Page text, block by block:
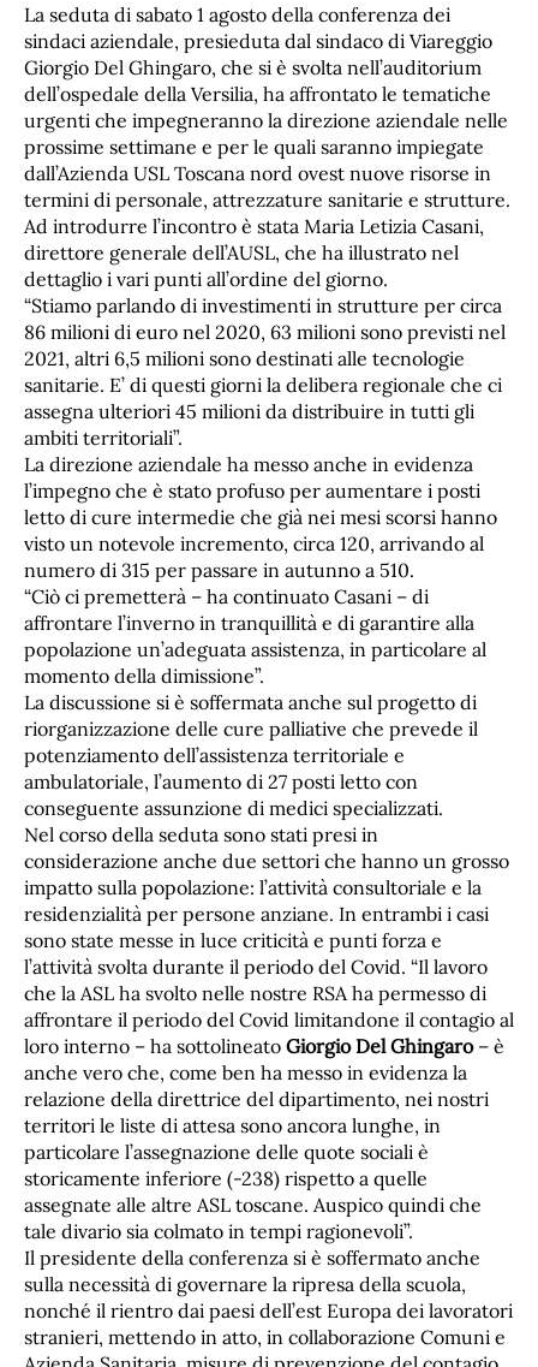
La seduta di sabato 1 agosto della conferenza dei
sindaci aziendale, presieduta dal sindaco di Viareggio
Giorgio Del Ghingaro, che si è svolta nell’auditorium
dell’ospedale della Versilia, ha affrontato le tematiche
urgenti che impegneranno la direzione aziendale nelle
prossime settimane e per le quali saranno impiegate
dall’Azienda USL Toscana nord ovest nuove risorse in
termini di personale, attrezzature sanitarie e strutture.
Ad introdurre l’incontro è stata Maria Letizia Casani,
direttore generale dell’AUSL, che ha illustrato nel
dettaglio i vari punti all’ordine del giorno.
“Stiamo parlando di investimenti in strutture per circa
86 milioni di euro nel 2020, 63 milioni sono previsti nel
2021, altri 6,5 milioni sono destinati alle tecnologie
sanitarie. E’ di questi giorni la delibera regionale che ci
assegna ulteriori 45 milioni da distribuire in tutti gli
ambiti territoriali”.
La direzione aziendale ha messo anche in evidenza
l’impegno che è stato profuso per aumentare i posti
letto di cure intermedie che già nei mesi scorsi hanno
visto un notevole incremento, circa 120, arrivando al
numero di 315 per passare in autunno a 510.
“Ciò ci premetterà – ha continuato Casani – di
affrontare l’inverno in tranquillità e di garantire alla
popolazione un’adeguata assistenza, in particolare al
momento della dimissione”.
La discussione si è soffermata anche sul progetto di
riorganizzazione delle cure palliative che prevede il
potenziamento dell’assistenza territoriale e
ambulatoriale, l’aumento di 27 posti letto con
conseguente assunzione di medici specializzati.
Nel corso della seduta sono stati presi in
considerazione anche due settori che hanno un grosso
impatto sulla popolazione: l’attività consultoriale e la
residenzialità per persone anziane. In entrambi i casi
sono state messe in luce criticità e punti forza e
l’attività svolta durante il periodo del Covid. “Il lavoro
che la ASL ha svolto nelle nostre RSA ha permesso di
affrontare il periodo del Covid limitandone il contagio al
loro interno – ha sottolineato Giorgio Del Ghingaro– è
anche vero che, come ben ha messo in evidenza la
relazione della direttrice del dipartimento, nei nostri
territori le liste di attesa sono ancora lunghe, in
particolare l’assegnazione delle quote sociali è
storicamente inferiore (-238) rispetto a quelle
assegnate alle altre ASL toscane. Auspico quindi che
tale divario sia colmato in tempi ragionevoli”.
Il presidente della conferenza si è soffermato anche
sulla necessità di governare la ripresa della scuola,
nonché il rientro dai paesi dell’est Europa dei lavoratori
stranieri, mettendo in atto, in collaborazione Comuni e